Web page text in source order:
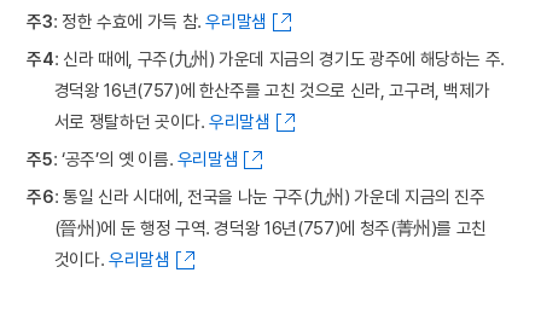
주3: 정한 수효에 가득 참.우리말샘
주4: 신라 때에, 구주(九州) 가운데 지금의 경기도 광주에 해당하는 주.
경덕왕 16년(757)에 한산주를 고친 것으로 신라, 고구려, 백제가
서로 쟁탈하던 곳이다.우리말샘
주5: ‘공주’의 옛 이름. 우리말샘
주6: 통일 신라 시대에, 전국을 나눈 구주(九州) 가운데 지금의 진주
(晉州)에 둔 행정 구역. 경덕왕 16년(757)에 청주(菁州)를 고친
것이다. 우리말샘